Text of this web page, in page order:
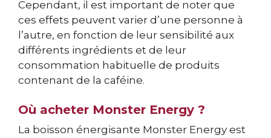
Cependant, il est important de noter que
ces effets peuvent varier d’une personne à
l’autre, en fonction de leur sensibilité aux
différents ingrédients et de leur
consommation habituelle de produits
contenant de la caféine.
Où acheter Monster Energy ?
La boisson énergisante Monster Energy est